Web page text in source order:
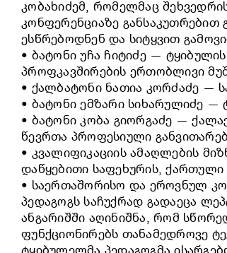
კობახიძემ, რომელმაც
კონფერენციაზე
ესწრებოდნენ და სიტყვით
• ბატონი უჩა ჩიტიძე —
პროფკავშირების ერთობლივი
• ქალბატონი ნათია კორძაძე —
• ბატონი ემზარი სიხარულიძე
• ბატონი კობა გიორგაძე —
წევრთა პროფესიული
• კვალიფიკაციის ამაღლების
დაწყებითი საფეხურის, ქართული
• საერთაშორისო და ეროვნულ
პედაგოგს საჩუქრად გადაეცა
ანგარიშში აღინიშნა, რომ
ფუნქციონირებს თანამედროვე
ტყიბულელმა პედაგოგმა